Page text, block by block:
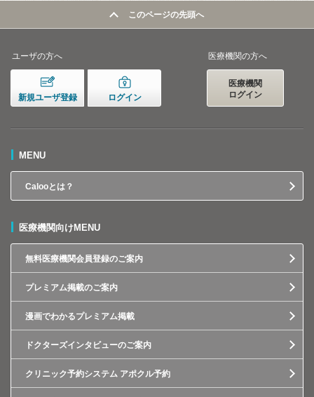
このページの先頭へ
ユーザの方へ
新規ユーザ登録 ログイン
医療機関の方へ
医療機関
ログイン
MENU
Calooとは？
医療機関向けMENU
無料医療機関会員登録のご案内
プレミアム掲載のご案内
漫画でわかるプレミアム掲載
ドクターズインタビューのご案内
クリニック予約システム アポクル予約